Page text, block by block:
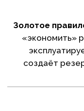
Золотое
«экономить»
создаёт